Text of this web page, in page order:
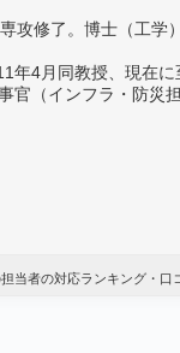
攻修了。博士（工学）
4月同教授、現在に
（インフラ・防災
当者の対応ランキング・口